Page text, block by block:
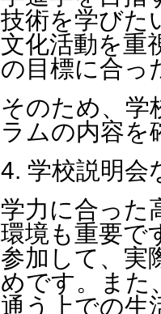
技術を学びた
文化活動を重
の目標に合っ
そのため、学
ラムの内容を
4. 学校説明会
学力に合った
環境も重要で
参加して、実
めです。また
通う上での生